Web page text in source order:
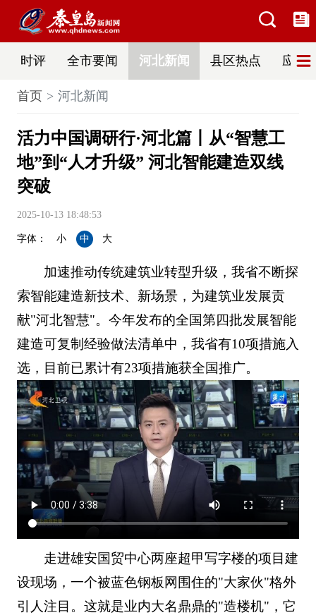
时评 全市要闻 河北新闻 县区热点 应急
首页 河北新闻
活力中国调研行·河北篇丨从“智慧工
地”到“人才升级” 河北智能建造双线
突破
2025-10-13 18:48:53
字体： 小 中 大
加速推动传统建筑业转型升级，我省不断探
索智能建造新技术、新场景，为建筑业发展贡
献"河北智慧"。今年发布的全国第四批发展智能
建造可复制经验做法清单中，我省有10项措施入
选，目前已累计有23项措施获全国推广。
走进雄安国贸中心两座超甲写字楼的项目建
设现场，一个被蓝色钢板网围住的"大家伙"格外
引人注目。这就是业内大名鼎鼎的"造楼机"，它